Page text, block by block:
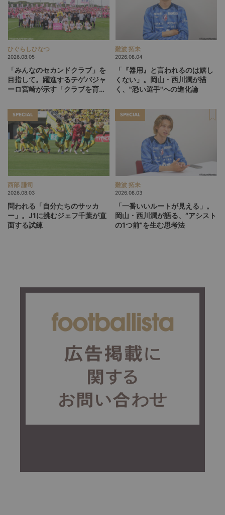
ひぐらしひなつ
2026.08.05
「みんなのセカンドクラブ」を
目指して。躍進するテゲバジャ
ーロ宮崎が示す「クラブを育て
難波 拓未
2026.08.04
「『器用』と言われるのは嬉し
くない」。岡山・西川潤が描
く、"恐い選手"への進化論
SPECIAL
西部 謙司
2026.08.03
問われる「自分たちのサッカ
ー」。J1に挑むジェフ千葉が直
面する試練
SPECIAL
難波 拓未
2026.08.03
「一番いいルートが見える」。
岡山・西川潤が語る、“アシスト
の1つ前”を生む思考法